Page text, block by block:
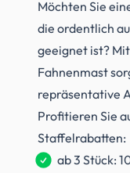
Möchten Sie
die ordentlich
geeignet ist?
Fahnenmast
repräsentative
Profitieren Sie
Staffelrabatten:
ab 3 Stück: